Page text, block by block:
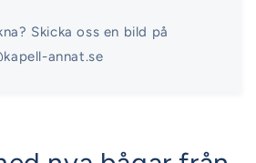
Skicka oss en bild på
annat.se